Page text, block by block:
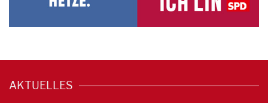
AKTUELLES